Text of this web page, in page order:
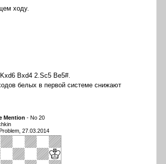
ходу.
Bxd4 2.Sc5 Be5#.
белых в первой системе снижают
Mention - No 20
27.03.2014